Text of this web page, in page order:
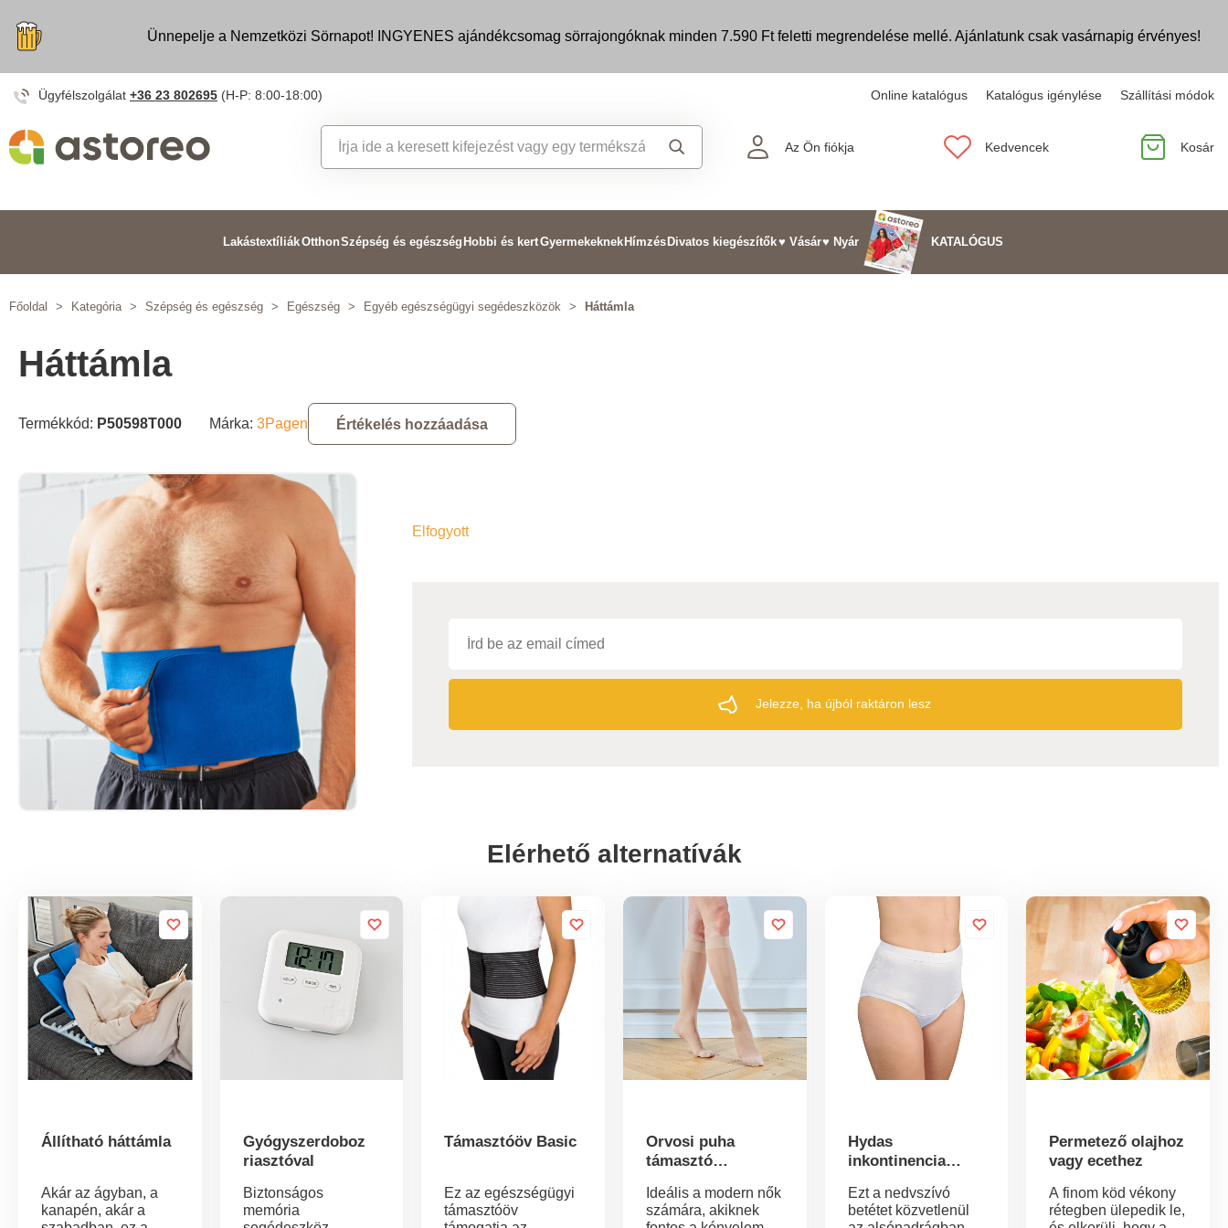
Ünnepelje a Nemzetközi Sörnapot! INGYENES ajándékcsomag sörrajongóknak minden 7.590 Ft feletti megrendelése mellé. Ajánlatunk csak vasárnapig érvényes!
Ügyfélszolgálat +36 23 802695 (H-P: 8:00-18:00) Online katalógus Katalógus igénylése Szállítási módok
Az Ön fiókja Kedvencek Kosár
LakástextíliákOtthonSzépség és egészség Hobbi és kertGyermekeknek Hímzés Divatos kiegészítők♥ Vásár♥ Nyár KATALÓGUS
Főoldal > Kategória > Szépség és egészség > Egészség > Egyéb egészségügyi segédeszközök > Háttámla
Háttámla
Termékkód: P50598T000 Márka: 3Pagen Értékelés hozzáadása
Elfogyott
Jelezze, ha újból raktáron lesz
Elérhető alternatívák
Állítható háttámla
Akár az ágyban, a
kanapén, akár a
Gyógyszerdoboz
riasztóval
Biztonságos
memória
Támasztóöv Basic
Ez az egészségügyi
támasztóöv
Orvosi puha
támasztó
Ideális a modern nők
számára, akiknek
Hydas
inkontinencia
Ezt a nedvszívó
betétet közvetlenül
Permetező olajhoz
vagy ecethez
A finom köd vékony
rétegben ülepedik le,